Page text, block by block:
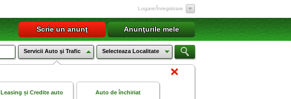
Logare/Înregistrare
Anunţurile mele
Scrie un anunţ
Servicii Auto şi Trafic Selecteaza Localitate
Leasing și Credite auto Auto de închiriat